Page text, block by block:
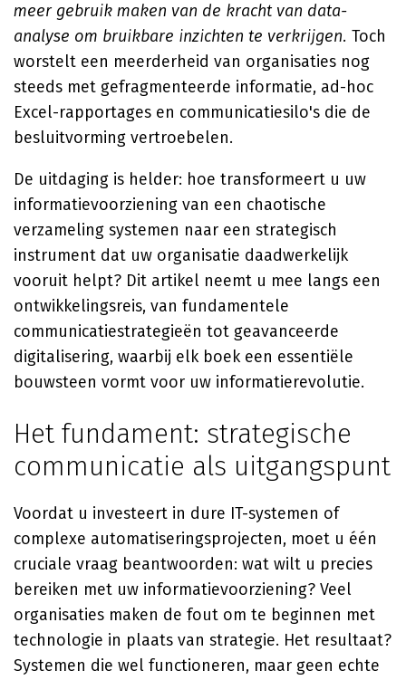
meer gebruik maken van de kracht van data-
analyse om bruikbare inzichten te verkrijgen. Toch
worstelt een meerderheid van organisaties nog
steeds met gefragmenteerde informatie, ad-hoc
Excel-rapportages en communicatiesilo's die de
besluitvorming vertroebelen.
De uitdaging is helder: hoe transformeert u uw
informatievoorziening van een chaotische
verzameling systemen naar een strategisch
instrument dat uw organisatie daadwerkelijk
vooruit helpt? Dit artikel neemt u mee langs een
ontwikkelingsreis, van fundamentele
communicatiestrategieën tot geavanceerde
digitalisering, waarbij elk boek een essentiële
bouwsteen vormt voor uw informatierevolutie.
Het fundament: strategische
communicatie als uitgangspunt
Voordat u investeert in dure IT-systemen of
complexe automatiseringsprojecten, moet u één
cruciale vraag beantwoorden: wat wilt u precies
bereiken met uw informatievoorziening? Veel
organisaties maken de fout om te beginnen met
technologie in plaats van strategie. Het resultaat?
Systemen die wel functioneren, maar geen echte